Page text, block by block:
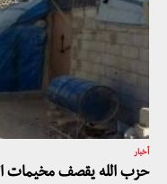
أخبار
حزب الله يقصف مخيمات